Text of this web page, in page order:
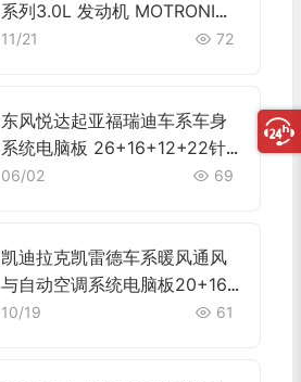
系列3.0L 发动机 MOTRONIC
2.8.1端子
11/21 72
东风悦达起亚福瑞迪车系车身
系统电脑板 26+16+12+22针
端子
06/02 69
凯迪拉克凯雷德车系暖风通风
与自动空调系统电脑板20+16+
20+16针端子
10/19 61